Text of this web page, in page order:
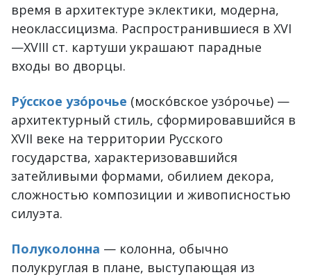
время в архитектуре эклектики, модерна,
неоклассицизма. Распространившиеся в XVI
—XVIII ст. картуши украшают парадные
входы во дворцы.
Ру́сское узо́рочье (моско́вское узо́рочье) —
архитектурный стиль, сформировавшийся в
XVII веке на территории Русского
государства, характеризовавшийся
затейливыми формами, обилием декора,
сложностью композиции и живописностью
силуэта.
Полуколонна — колонна, обычно
полукруглая в плане, выступающая из